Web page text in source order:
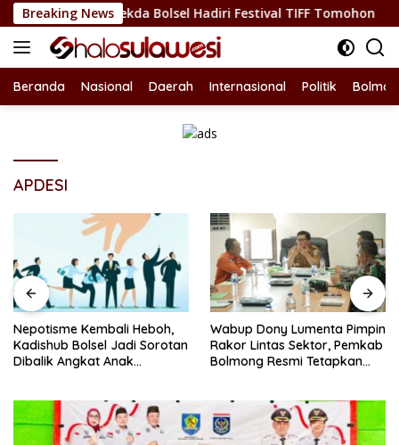
Langsung
ke
konten
Breaking News
Sekda Bolsel Hadiri Festival TIFF Tomohon
Beranda Nasional Daerah Internasional Politik
APDESI
Nepotisme Kembali Heboh,
Kadishub Bolsel Jadi Sorotan
Dibalik Angkat Anak
Wabup Dony Lumenta Pimpin
Rakor Lintas Sektor, Pemkab
Bolmong Resmi Tetapkan